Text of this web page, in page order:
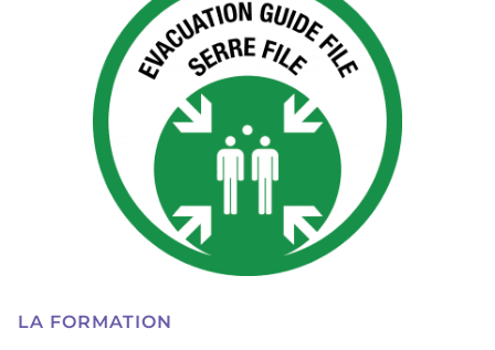
LA FORMATION